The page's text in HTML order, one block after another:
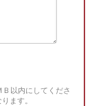
以内にしてくださ
ます。